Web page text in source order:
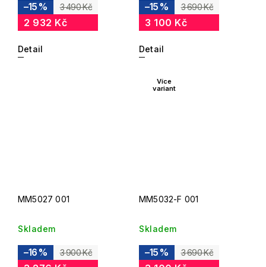
3 490 Kč
–15 %
2 932 Kč
Detail
3 690 Kč
–15 %
3 100 Kč
Detail
MM5027 001
Skladem
3 900 Kč
–16 %
Více
variant
MM5032-F 001
Skladem
3 690 Kč
–15 %